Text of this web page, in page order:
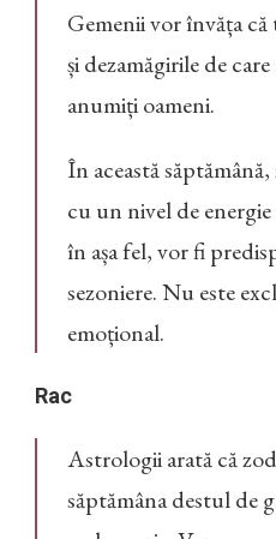
Gemenii vor învăța
și dezamăgirile de
anumiți oameni.
În această
cu un nivel de
în așa fel, vor fi
sezoniere. Nu este
emoțional.
Rac
Astrologii arată că
săptămâna destul de